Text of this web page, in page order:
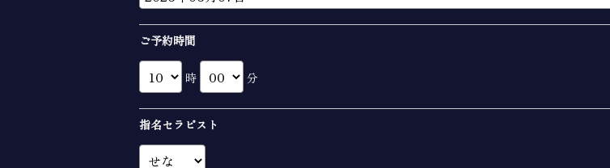
ご予約時間
時 分
指名セラピスト